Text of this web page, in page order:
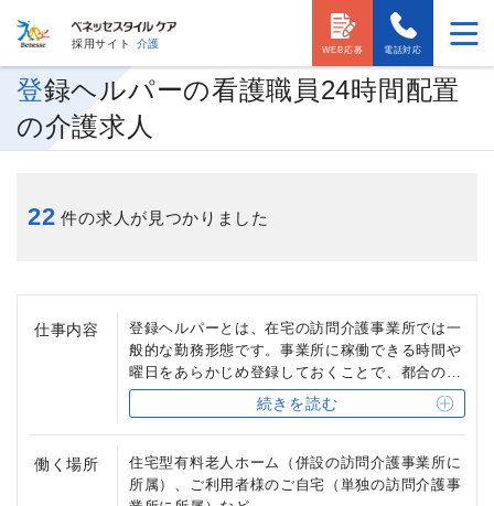
採用サイト 介護
電話対応
WEB応募
登録ヘルパーの看護職員24時間配置
の介護求人
22 件の求人が見つかりました
仕事内容
登録ヘルパーとは、在宅の訪問介護事業所では一
般的な勤務形態です。事業所に稼働できる時間や
曜日をあらかじめ登録しておくことで、都合のい
い時間に働くことが出来ます。
給与は時給制で、実際にサービスを行った時間に
対して支払われます。ご利用者様のサービスがキ
ャンセルになれば、当日・前日のキャンセルもあ
り得る不安定な雇用形態ではありますが、その分
続きを読む
働く場所
住宅型有料老人ホーム（併設の訪問介護事業所に
所属）、ご利用者様のご自宅（単独の訪問介護事